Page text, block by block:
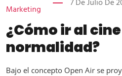
Marketing
7 De Julio De
¿Cómo ir al
normalidad?
Bajo el concepto Open Air se